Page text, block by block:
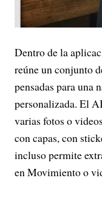
Dentro de la
reúne un conjunto
pensadas para una
personalizada. El
varias fotos o
con capas, con
incluso permite
en Movimiento o